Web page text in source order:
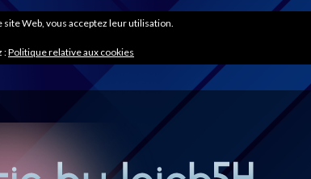
Web, vous acceptez leur utilisation.
:Politique relative aux cookies